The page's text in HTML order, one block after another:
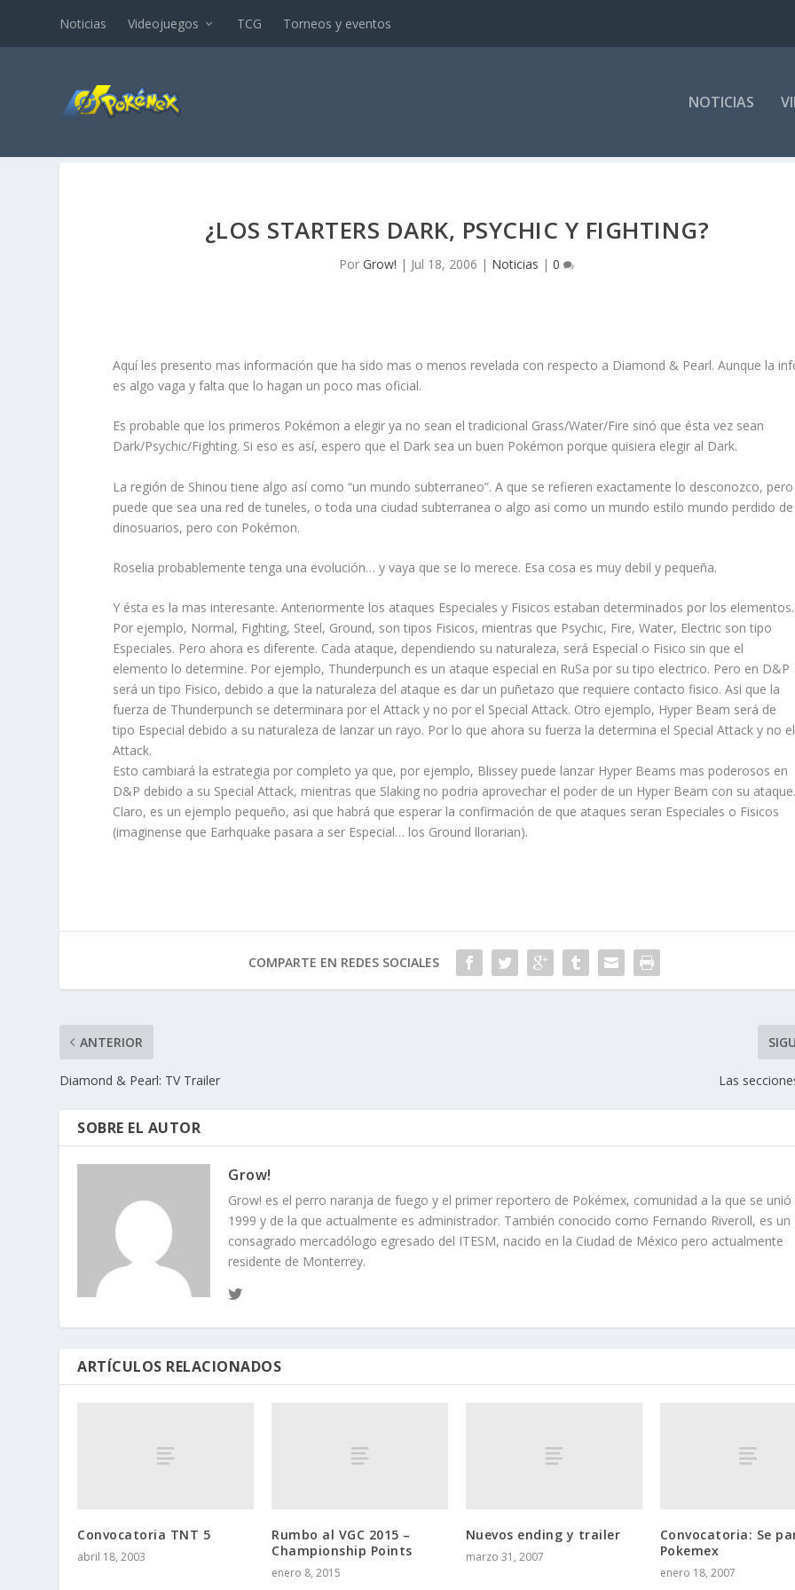
Noticias Videojuegos TCG Torneos y eventos
NOTICIAS
¿LOS STARTERS DARK, PSYCHIC Y FIGHTING?
PorGrow! | Jul 18, 2006 | Noticias |0
Aquí les presento mas información que ha sido mas o menos revelada con respecto a Diamond & Pearl. Aunque la
es algo vaga y falta que lo hagan un poco mas oficial.
Es probable que los primeros Pokémon a elegir ya no sean el tradicional Grass/Water/Fire sinó que ésta vez sean
Dark/Psychic/Fighting. Si eso es así, espero que el Dark sea un buen Pokémon porque quisiera elegir al Dark.
La región de Shinou tiene algo así como “un mundo subterraneo”. A que se refieren exactamente lo desconozco, pero
puede que sea una red de tuneles, o toda una ciudad subterranea o algo asi como un mundo estilo mundo perdido de
dinosuarios, pero con Pokémon.
Roselia probablemente tenga una evolución… y vaya que se lo merece. Esa cosa es muy debil y pequeña.
Y ésta es la mas interesante. Anteriormente los ataques Especiales y Fisicos estaban determinados por los elementos.
Por ejemplo, Normal, Fighting, Steel, Ground, son tipos Fisicos, mientras que Psychic, Fire, Water, Electric son tipo
Especiales. Pero ahora es diferente. Cada ataque, dependiendo su naturaleza, será Especial o Fisico sin que el
elemento lo determine. Por ejemplo, Thunderpunch es un ataque especial en RuSa por su tipo electrico. Pero en D&P
será un tipo Fisico, debido a que la naturaleza del ataque es dar un puñetazo que requiere contacto fisico. Asi que la
fuerza de Thunderpunch se determinara por el Attack y no por el Special Attack. Otro ejemplo, Hyper Beam será de
tipo Especial debido a su naturaleza de lanzar un rayo. Por lo que ahora su fuerza la determina el Special Attack y no el
Attack.
Esto cambiará la estrategia por completo ya que, por ejemplo, Blissey puede lanzar Hyper Beams mas poderosos en
D&P debido a su Special Attack, mientras que Slaking no podria aprovechar el poder de un Hyper Beam con su
Claro, es un ejemplo pequeño, asi que habrá que esperar la confirmación de que ataques seran Especiales o Fisicos
(imaginense que Earhquake pasara a ser Especial… los Ground llorarian).
COMPARTE EN REDES SOCIALES
ANTERIOR
Diamond & Pearl: TV Trailer Las
SOBRE EL AUTOR
Grow!
Grow! es el perro naranja de fuego y el primer reportero de Pokémex, comunidad a la que se unió
1999 y de la que actualmente es administrador. También conocido como Fernando Riveroll, es un
consagrado mercadólogo egresado del ITESM, nacido en la Ciudad de México pero actualmente
residente de Monterrey.
ARTÍCULOS RELACIONADOS
Convocatoria TNT 5
abril 18, 2003
Rumbo al VGC 2015 –
Championship Points
enero 8, 2015
Nuevos ending y trailer
marzo 31, 2007
Convocatoria: Se
Pokemex
enero 18, 2007